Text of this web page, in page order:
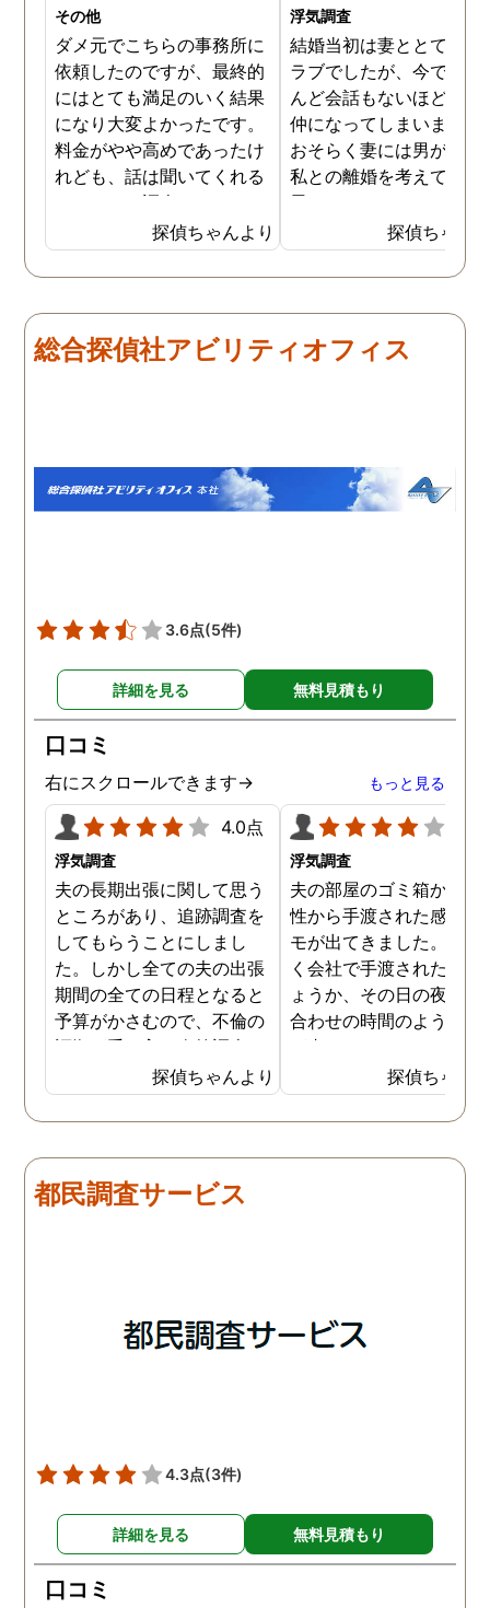
かったと思いました。 今度
お会いできる時は、いい報
告ができるようにしたいで
す。
その他
ダメ元でこちらの事務所に
依頼したのですが、最終的
にはとても満足のいく結果
になり大変よかったです。
料金がやや高めであったけ
れども、話は聞いてくれる
しきちんと調査してくれる
しで非常に満足していま
す。調査が終わった後もし
っかりとサポートしていた
になりました。さすが調査
のプロフェッショナルだと
探偵ちゃんより
浮気調査
結婚当初は妻ととてもラ
ラブでしたが、今ではほ
んど会話もないほど険悪
仲になってしまいました
おそらく妻には男がおり
私との離婚を考えている
思います。そこでどうせ
婚をするのならと思い、
の不倫の証拠を押さえて
から離婚を提案すること
みの日に妻は外出するこ
が多く、探偵にもその旨
入り、妻が男とラブホテ
に入って行った瞬間を押
えたとのことでした。あ
探偵ちゃん
総合探偵社アビリティオフィス
3.6点(5件)
詳細を見る 無料見積もり
口コミ
右にスクロールできます→ もっと見る
4.0点
浮気調査
夫の長期出張に関して思う
ところがあり、追跡調査を
してもらうことにしまし
た。しかし全ての夫の出張
期間の全ての日程となると
予算がかさむので、不倫の
証拠が手に入り次第調査を
打ち切ってもらう契約にし
ました。調査初日、その日
は夫は本当に仕事をしてい
目、夫は仕事を休みにして
おり、出張先で女性と1日
拠を手に入れることができ
探偵ちゃんより
浮気調査
夫の部屋のゴミ箱から、
性から手渡された感じの
モが出てきました。おそ
く会社で手渡されたので
ょうか、その日の夜の待
合わせの時間のようなも
が書かれていました。こ
時になんとなく嫌な予感
したので、夫の身辺調査
会社での過ごし方を探偵
探偵に夫の会社の場所を
れました。調査の結果、
す。探偵の説明は全て調
報告書にも書かれており
写真を確認することもで
探偵ちゃん
都民調査サービス
4.3点(3件)
詳細を見る 無料見積もり
口コミ